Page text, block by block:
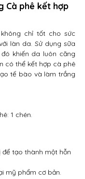
Cà phê kết hợp
chỉ tốt cho sức
làn da. Sử dụng sữa
khiến da luôn căng
có thể kết hợp cà phê
tế bào và làm trắng
1 chén.
để tạo thành một hỗn
mỹ phẩm cơ bản.